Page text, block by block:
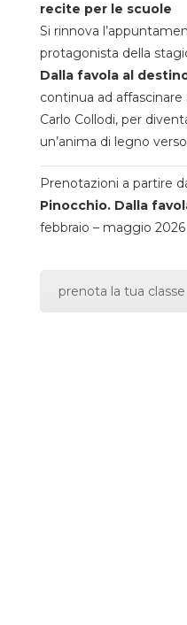
recite per le scuole
Si rinnova
protagonista della
Dalla favola al
continua ad
Carlo Collodi, per
un’anima di legno
Prenotazioni a partire
Pinocchio. Dalla
febbraio – maggio 2026
prenota la tua classe